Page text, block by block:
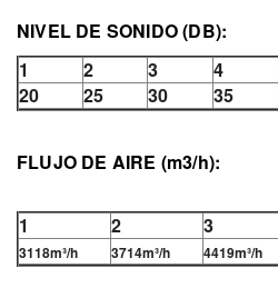
NIVEL DE SONIDO (DB):
1
2 3 4
20
25 30 35
FLUJO DE AIRE (m3/h):
1 2 3
3118m³/h 3714m³/h 4419m³/h